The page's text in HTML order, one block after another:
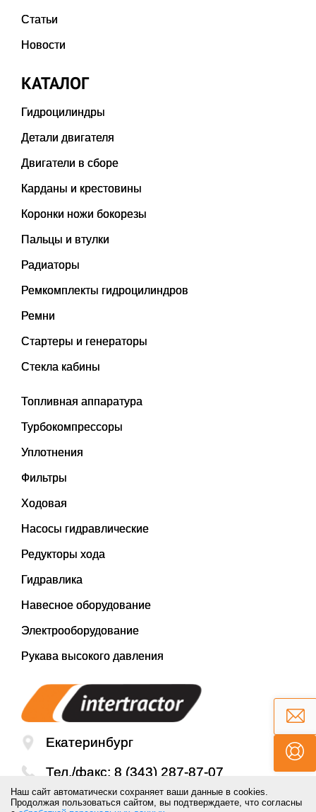
Статьи
Новости
КАТАЛОГ
Гидроцилиндры
Детали двигателя
Двигатели в сборе
Карданы и крестовины
Коронки ножи бокорезы
Пальцы и втулки
Радиаторы
Ремкомплекты гидроцилиндров
Ремни
Стартеры и генераторы
Стекла кабины
Топливная аппаратура
Турбокомпрессоры
Уплотнения
Фильтры
Ходовая
Насосы гидравлические
Редукторы хода
Гидравлика
Навесное оборудование
Электрооборудование
Рукава высокого давления
Екатеринбург
Тел./факс: 8 (343) 287-87-07
Email:mail@inter-tractor.ru
Наш сайт автоматически сохраняет ваши данные в cookies.
Продолжая пользоваться сайтом, вы подтверждаете, что согласны